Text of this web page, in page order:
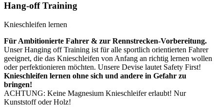
Hang-off Training
Knieschleifen lernen
Für Ambitionierte Fahrer & zur Rennstrecken-Vorbereitung.
Unser Hanging off Training ist für alle sportlich orientierten Fahrer
geeignet, die das Knieschleifen von Anfang an richtig lernen wollen
oder perfektionieren möchten. Unsere Devise lautet Safety First!
Knieschleifen lernen ohne sich und andere in Gefahr zu
bringen!
ACHTUNG: Keine Magnesium Knieschleifer erlaubt! Nur
Kunststoff oder Holz!